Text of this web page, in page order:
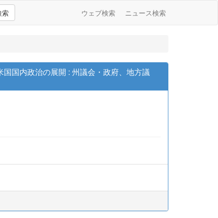
索 ウェブ検索 ニュース検索
国内政治の展開 : 州議会・政府、地方議